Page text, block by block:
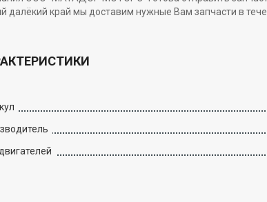
далёкий край мы доставим нужные Вам запчасти в